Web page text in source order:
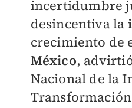
incertidumbre
desincentiva la
crecimiento de
México,
Nacional de la